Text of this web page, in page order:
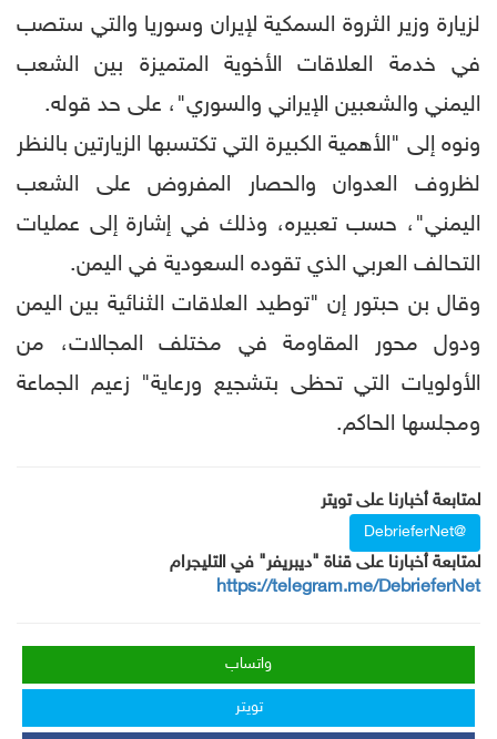
لزيارة وزير الثروة السمكية لإيران وسوريا والتي ستصب
في خدمة العلاقات الأخوية المتميزة بين الشعب
اليمني والشعبين الإيراني والسوري"، على حد قوله.
ونوه إلى "الأهمية الكبيرة التي تكتسبها الزيارتين بالنظر
لظروف العدوان والحصار المفروض على الشعب
اليمني"، حسب تعبيره، وذلك في إشارة إلى عمليات
التحالف العربي الذي تقوده السعودية في اليمن.
وقال بن حبتور إن "توطيد العلاقات الثنائية بين اليمن
ودول محور المقاومة في مختلف المجالات، من
الأولويات التي تحظى بتشجيع ورعاية" زعيم الجماعة
ومجلسها الحاكم.
لمتابعة أخبارنا على تويتر
@DebrieferNet
لمتابعة أخبارنا على قناة "ديبريفر" في التليجرام
https://telegram.me/DebrieferNet
واتساب
تويتر